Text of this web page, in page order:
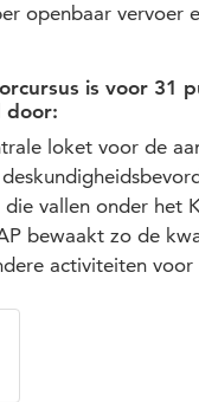
openbaar vervoer
is voor 31
door:
loket voor de
vallen onder het
bewaakt zo de
activiteiten